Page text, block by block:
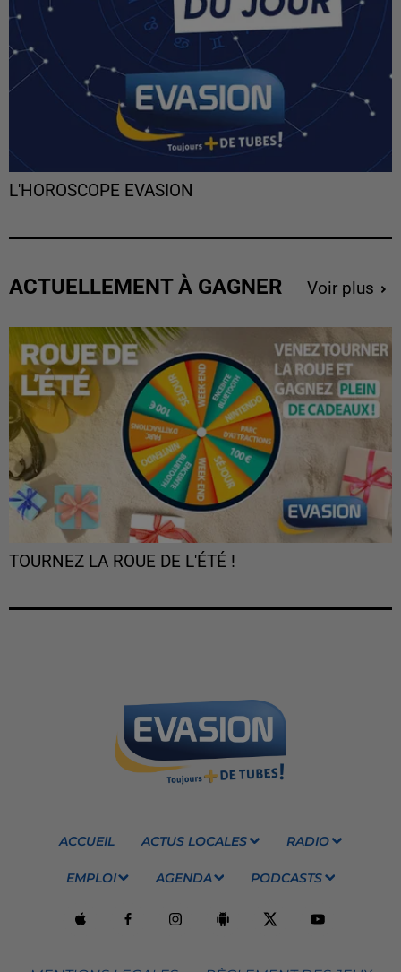
L'HOROSCOPE EVASION
ACTUELLEMENT À GAGNER Voir plus
TOURNEZ LA ROUE DE L'ÉTÉ !
ACCUEIL ACTUS LOCALES RADIO
EMPLOI AGENDA PODCASTS